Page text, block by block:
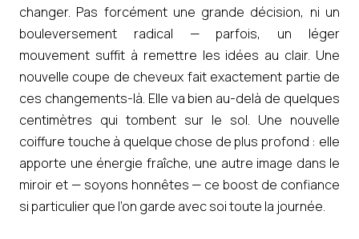
changer. Pas forcément une grande décision, ni un
bouleversement radical — parfois, un léger
mouvement suffit à remettre les idées au clair. Une
nouvelle coupe de cheveux fait exactement partie de
ces changements-là. Elle va bien au-delà de quelques
centimètres qui tombent sur le sol. Une nouvelle
coiffure touche à quelque chose de plus profond : elle
apporte une énergie fraîche, une autre image dans le
miroir et — soyons honnêtes — ce boost de confiance
si particulier que l’on garde avec soi toute la journée.